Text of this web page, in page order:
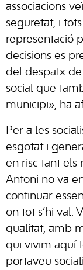
associacions
seguretat, i
representació
decisions es
del despatx de
social que
municipi», ha
Per a les
esgotat i
en risc tant els
Antoni no va
continuar
on tot s’hi val.
qualitat, amb
qui vivim aquí
portaveu